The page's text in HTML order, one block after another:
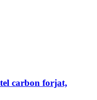
carbon forjat,